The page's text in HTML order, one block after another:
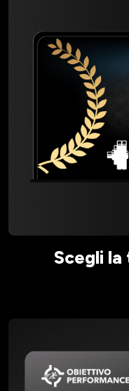
Scegli la